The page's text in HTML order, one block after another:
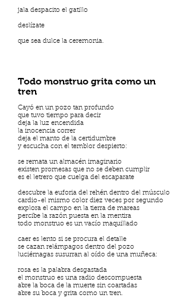
jala despacito el gatillo
deslízate
que sea dulce la ceremonia.
Todo monstruo grita como un
tren
Cayó en un pozo tan profundo
que tuvo tiempo para decir
deja la luz encendida
la inocencia correr
deja el manto de la certidumbre
y escucha con el temblor despierto:
se remata un almacén imaginario
existen promesas que no se deben cumplir
es el letrero que cuelga del escaparate
descubre la euforia del rehén dentro del músculo
cardio-el mismo color diez veces por segundo
explora el campo en la tierra de mareas
percibe la razón puesta en la mentira
todo monstruo es un vacío maquillado
caer es lento si se procura el detalle
se cazan relámpagos dentro del pozo
luciérnagas susurran al oído de una muñeca:
rosa es la palabra desgastada
el monstruo es una radio descompuesta
abre la boca de la muerte sin coartadas
abre su boca y grita como un tren.